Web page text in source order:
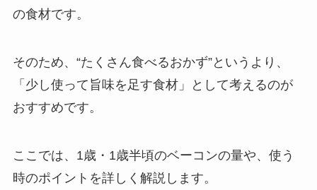
の食材です。
そのため、“たくさん食べるおかず”というより、
「少し使って旨味を足す食材」として考えるのが
おすすめです。
ここでは、1歳・1歳半頃のベーコンの量や、使う
時のポイントを詳しく解説します。